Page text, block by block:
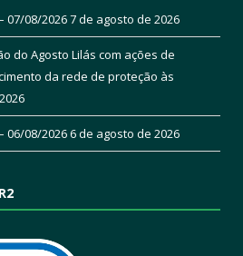
07/08/20267 de agosto de 2026
do Agosto Lilás com ações de
da rede de proteção às
06/08/20266 de agosto de 2026